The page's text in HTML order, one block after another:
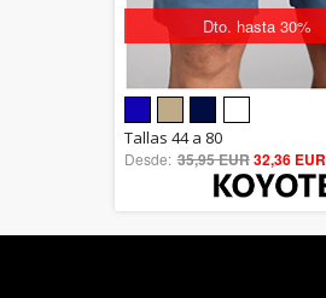
Dto. hasta 30%
out of 5
Tallas 44 a 80
Desde: 35,95 EUR32,36 EUR